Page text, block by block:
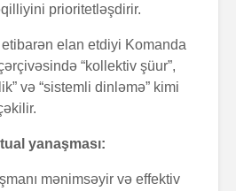
prioritetləşdirir.
elan etdiyi Komanda
“kollektiv şüur”,
və “sistemli dinləmə” kimi
yanaşması:
mənimsəyir və effektiv